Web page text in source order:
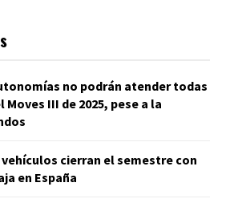
no podrán atender todas
III de 2025, pese a la
cierran el semestre con
en España